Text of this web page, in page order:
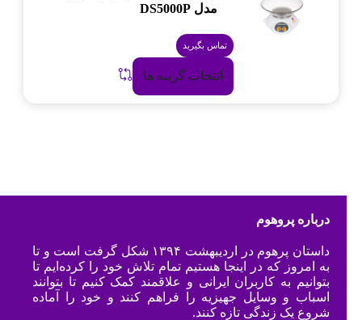
مدل DS5000P
تماس بگیرید
انتخاب گزینه ها
درباره پروهوم
داستان پرهوم در اردیبهشت ۱۳۹۴ شکل گرفت است و تا
به امروز که در اینجا هستیم تمام تلاش خود را کرده‌ایم تا
بتوانیم به کاربران ایرانی و علاقمند کمک کنیم تا بتوانند
اسباب و وسایل جهیزیه را فراهم کنند و خود را آماده
شروع یک زندگی تازه کنند.